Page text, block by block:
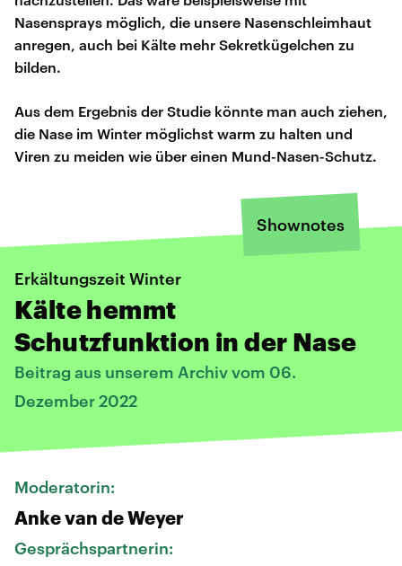
Nasensprays möglich, die unsere Nasenschleimhaut
anregen, auch bei Kälte mehr Sekretkügelchen zu
bilden.
Aus dem Ergebnis der Studie könnte man auch ziehen,
die Nase im Winter möglichst warm zu halten und
Viren zu meiden wie über einen Mund-Nasen-Schutz.
Shownotes
Erkältungszeit Winter
Kälte hemmt
Schutzfunktion in der Nase
Beitrag aus unserem Archiv vom 06.
Dezember 2022
Moderatorin:
Anke van de Weyer
Gesprächspartnerin: